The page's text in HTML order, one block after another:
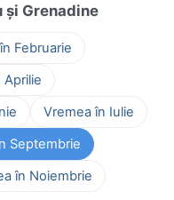
Grenadine
Februarie
Aprilie
Vremea în Iulie
Septembrie
în Noiembrie